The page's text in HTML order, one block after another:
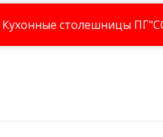
Кухонные столешницы